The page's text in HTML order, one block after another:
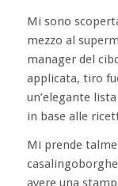
Mi sono
mezzo al
manager del
applicata, tiro
un’elegante
in base alle
Mi prende
avere una